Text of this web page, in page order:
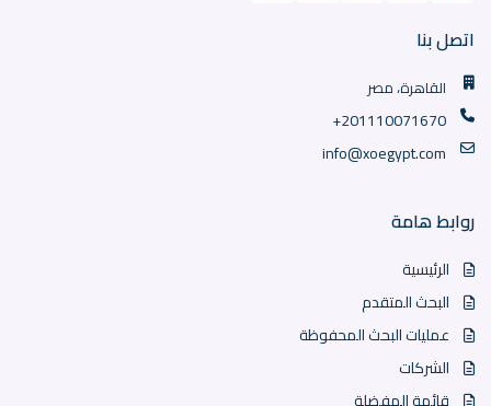
اتصل بنا
القاهرة، مصر
+201110071670
info@xoegypt.com
روابط هامة
الرئيسية
البحث المتقدم
عمليات البحث المحفوظة
الشركات